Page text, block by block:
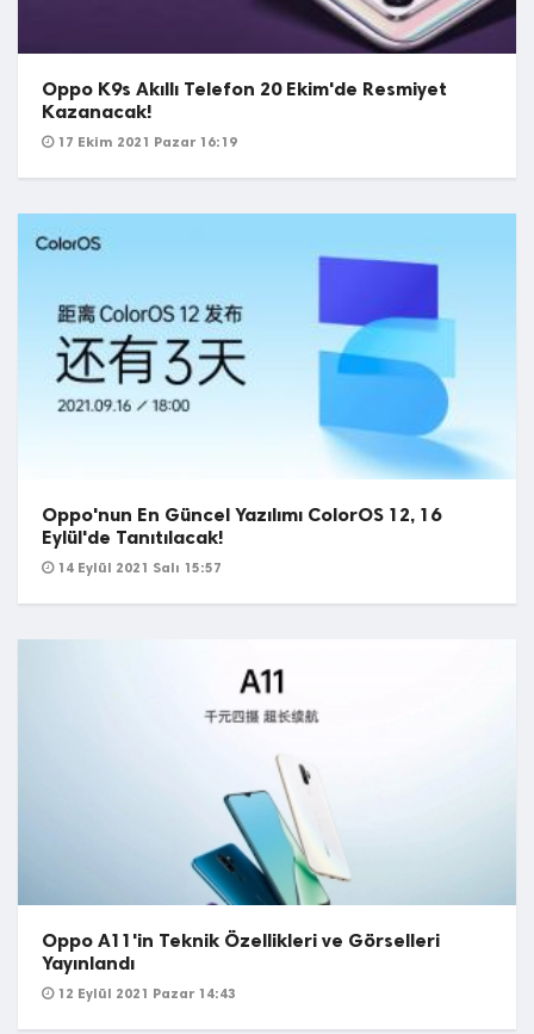
Oppo K9s Akıllı Telefon 20 Ekim'de Resmiyet
Kazanacak!
17 Ekim 2021 Pazar 16:19
Oppo'nun En Güncel Yazılımı ColorOS 12, 16
Eylül'de Tanıtılacak!
14 Eylül 2021 Salı 15:57
Oppo A11'in Teknik Özellikleri ve Görselleri
Yayınlandı
12 Eylül 2021 Pazar 14:43